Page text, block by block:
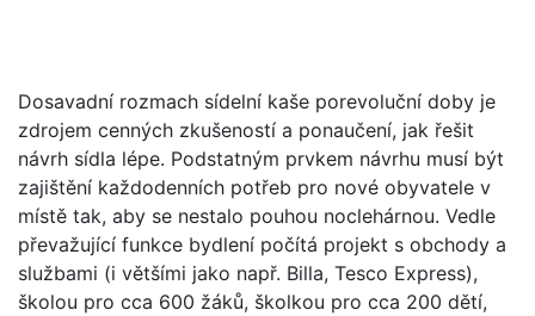
Dosavadní rozmach sídelní kaše porevoluční doby je
zdrojem cenných zkušeností a ponaučení, jak řešit
návrh sídla lépe. Podstatným prvkem návrhu musí být
zajištění každodenních potřeb pro nové obyvatele v
místě tak, aby se nestalo pouhou noclehárnou. Vedle
převažující funkce bydlení počítá projekt s obchody a
službami (i většími jako např. Billa, Tesco Express),
školou pro cca 600 žáků, školkou pro cca 200 dětí,